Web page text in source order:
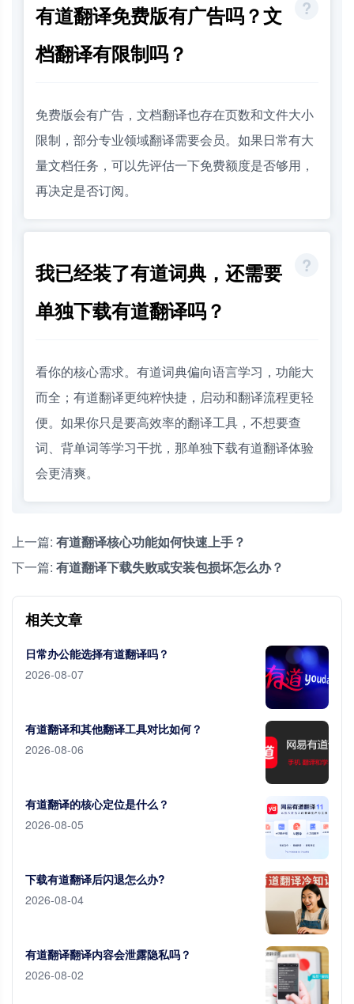
有道翻译免费版有广告吗？文
档翻译有限制吗？
免费版会有广告，文档翻译也存在页数和文件大小
限制，部分专业领域翻译需要会员。如果日常有大
量文档任务，可以先评估一下免费额度是否够用，
再决定是否订阅。
我已经装了有道词典，还需要
单独下载有道翻译吗？
看你的核心需求。有道词典偏向语言学习，功能大
而全；有道翻译更纯粹快捷，启动和翻译流程更轻
便。如果你只是要高效率的翻译工具，不想要查
词、背单词等学习干扰，那单独下载有道翻译体验
会更清爽。
上一篇: 有道翻译核心功能如何快速上手？
下一篇: 有道翻译下载失败或安装包损坏怎么办？
相关文章
日常办公能选择有道翻译吗？
2026-08-07
有道翻译和其他翻译工具对比如何？
2026-08-06
有道翻译的核心定位是什么？
2026-08-05
下载有道翻译后闪退怎么办?
2026-08-04
有道翻译翻译内容会泄露隐私吗？
2026-08-02